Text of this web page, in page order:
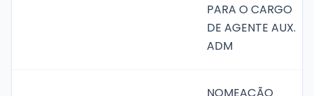
PARA O CARGO
DE AGENTE AUX.
ADM